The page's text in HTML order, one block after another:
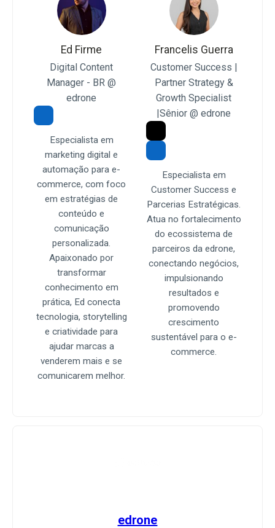
Ed Firme
Digital Content
Manager - BR @
edrone
Especialista em
marketing digital e
automação para e-
commerce, com foco
em estratégias de
conteúdo e
comunicação
personalizada.
Apaixonado por
transformar
conhecimento em
prática, Ed conecta
tecnologia, storytelling
e criatividade para
ajudar marcas a
venderem mais e se
comunicarem melhor.
Francelis Guerra
Customer Success |
Partner Strategy &
Growth Specialist
|Sênior @ edrone
Especialista em
Customer Success e
Parcerias Estratégicas.
Atua no fortalecimento
do ecossistema de
parceiros da edrone,
conectando negócios,
impulsionando
resultados e
promovendo
crescimento
sustentável para o e-
commerce.
edrone